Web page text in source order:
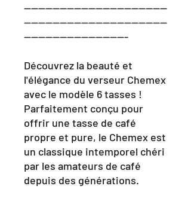
----------------------------------------
----------------------------------------
-----------------------------
Découvrez la beauté et
l'élégance du verseur Chemex
avec le modèle 6 tasses !
Parfaitement conçu pour
offrir une tasse de café
propre et pure, le Chemex est
un classique intemporel chéri
par les amateurs de café
depuis des générations.